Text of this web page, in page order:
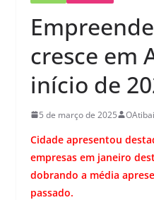
cresce em
início de
5 de março de 2025
Cidade apresentou
empresas em janeiro
dobrando a média
passado.